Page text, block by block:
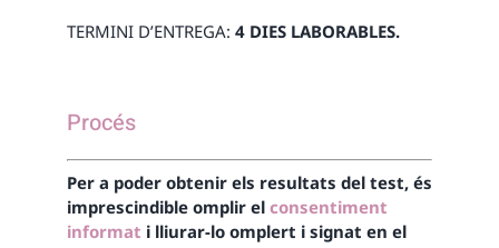
TERMINI D’ENTREGA: 4 DIES LABORABLES.
Procés
Per a poder obtenir els resultats del test, és
imprescindible omplir el consentiment
informat i lliurar-lo omplert i signat en el